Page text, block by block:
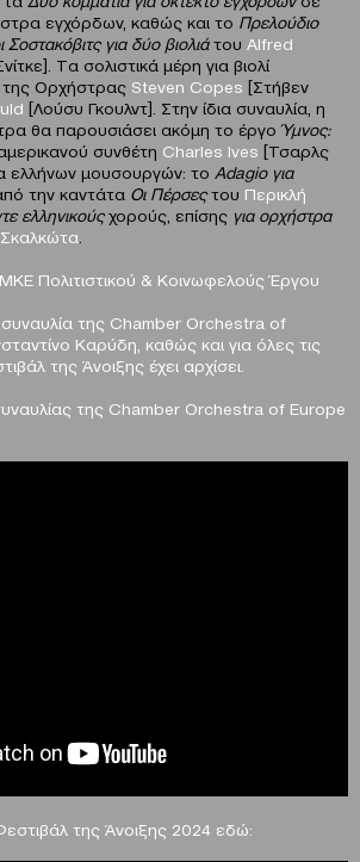
εγχόρδων, καθώς και το Πρελούδιο
για δύο βιολιάτου Alfred
Tα σολιστικά μέρη για βιολί
της Ορχήστρας Steven Copes [Στήβεν
[Λούσυ Γκουλντ]. Στην ίδια συναυλία, η
θα παρουσιάσει ακόμη το έργο Ύμνος:
συνθέτη Charles Ives [Τσαρλς
ελλήνων μουσουργών: το Adagioγια
την καντάτα Οι Πέρσεςτου Περικλή
ελληνικούςχορούς, επίσης για ορχήστρα
Πολιτιστικού & Κοινωφελούς Έργου
της Chamber Orchestra of
Καρύδη, καθώς και για όλες τις
της Άνοιξης έχει αρχίσει.
της Chamber Orchestra of Europe
της Άνοιξης 2024 εδώ: